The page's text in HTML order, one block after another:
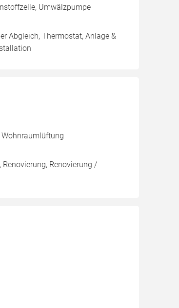
Umwälzpumpe
Abgleich, Thermostat, Anlage &
Wohnraumlüftung
Renovierung /